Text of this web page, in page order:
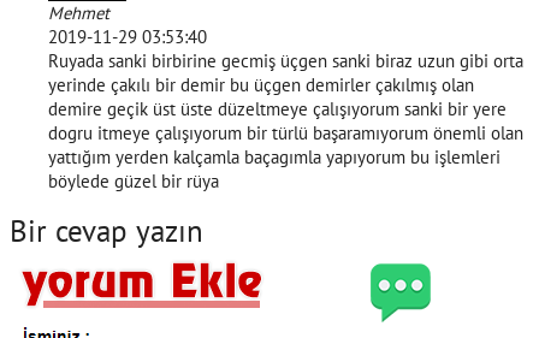
Mehmet
2019-11-29 03:53:40
Ruyada sanki birbirine gecmiş üçgen sanki biraz uzun gibi orta
yerinde çakılı bir demir bu üçgen demirler çakılmış olan
demire geçik üst üste düzeltmeye çalışıyorum sanki bir yere
dogru itmeye çalışıyorum bir türlü başaramıyorum önemli olan
yattığım yerden kalçamla baçagımla yapıyorum bu işlemleri
böylede güzel bir rüya
Bir cevap yazın